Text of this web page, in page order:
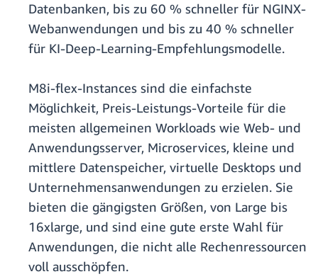
Datenbanken, bis zu 60 % schneller für NGINX-
Webanwendungen und bis zu 40 % schneller
für KI-Deep-Learning-Empfehlungsmodelle.
M8i-flex-Instances sind die einfachste
Möglichkeit, Preis-Leistungs-Vorteile für die
meisten allgemeinen Workloads wie Web- und
Anwendungsserver, Microservices, kleine und
mittlere Datenspeicher, virtuelle Desktops und
Unternehmensanwendungen zu erzielen. Sie
bieten die gängigsten Größen, von Large bis
16xlarge, und sind eine gute erste Wahl für
Anwendungen, die nicht alle Rechenressourcen
voll ausschöpfen.